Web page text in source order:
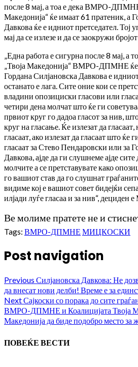
после 8 мај, а тоа е дека ВМРО-ДПМНЕ
Македонија“ ќе имаат 61 пратеник, а
Давкова ќе е идниот претседател. Тој
мај да се излезе и да се заокружи
„Една работа е сигурна после 8 мај, а
„Твоја Македонија“ ВМРО-ДПМНЕ ќе
Гордана Силјановска Давкова е
останато е лага. Сите оние кои се
владини опозициски гласови или
четири дена молчат што ќе ги
првиот круг го дадоа гласот за нив,
круг на гласање. Ќе излезат да гласаат,
гласаат, ако излезат да гласаат што ќе
гласаат за Стево Пендаровски или за
Давкова, ајде да ги слушнеме ајде
молчите а се претставувате како
го вашиот став да го слушнат
видиме кој е вашиот совет бидејќи
илјади луѓе гласаа и за нив“, дециден
Ве молиме пратете не и
Tags: ВМРО-ДПМНЕ МИЦКОСКИ
Post navigation
Previous Силјановска Давкова: Не
да внесат нови делби! Време е за
NextСајкоски со порака до сите
ВМРО-ДПМНЕ и Коалицијата Твоја
Македонија да биде подобро место за
ПОВЕЌЕ ВЕСТИ